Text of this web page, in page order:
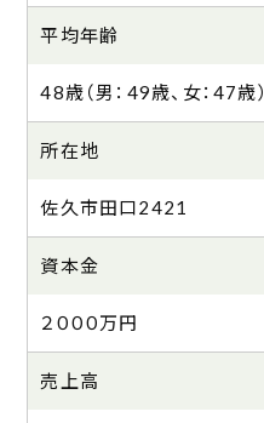
平均年齢
48歳（男：49歳、女：47歳）
所在地
佐久市田口2421
資本金
２０００万円
売上高